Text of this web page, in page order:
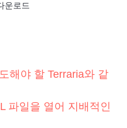
운로드
해야 할 Terraria와 같
파일을 열어 지배적인